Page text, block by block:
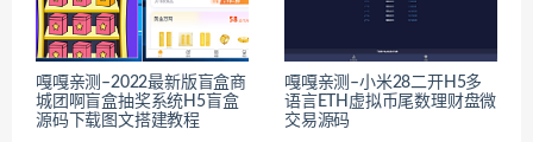
嘎嘎亲测–2022最新版盲盒商
城团啊盲盒抽奖系统H5盲盒
源码下载图文搭建教程
嘎嘎亲测–小米28二开H5多
语言ETH虚拟币尾数理财盘微
交易源码